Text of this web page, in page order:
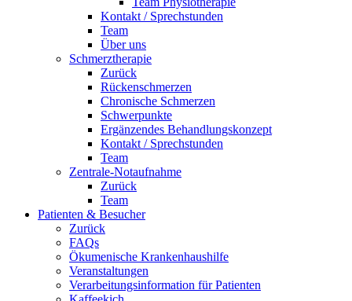
Kontakt / Sprechstunden
Team
Über uns
Schmerztherapie
Zurück
Rückenschmerzen
Chronische Schmerzen
Schwerpunkte
Ergänzendes Behandlungskonzept
Kontakt / Sprechstunden
Team
Zentrale-Notaufnahme
Zurück
Team
Patienten & Besucher
Zurück
FAQs
Ökumenische Krankenhaushilfe
Veranstaltungen
Verarbeitungsinformation für Patienten